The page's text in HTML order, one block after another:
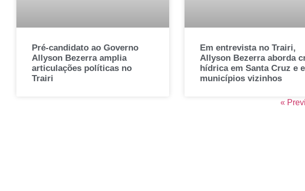
Pré-candidato ao Governo
Allyson Bezerra amplia
articulações políticas no
Trairi
Em entrevista no Trairi,
Allyson Bezerra aborda
hídrica em Santa Cruz e
municípios vizinhos
«